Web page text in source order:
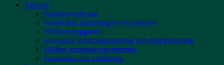
Tjänster
Naturinventering
Naturvård, utredningar och analyser
Hållbart byggande
Strategisk samhällsplanering och miljöprövning
Hållbar kemikalieanvändning
Forskning och utbildning